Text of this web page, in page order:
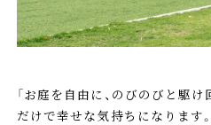
「お庭を自由に、のびのびと駆
だけで幸せな気持ちになります。